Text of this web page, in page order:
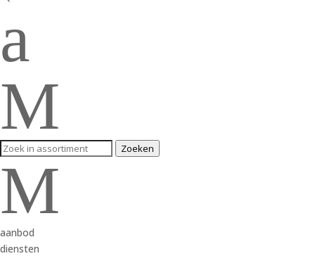
a
M
Zoeken
M
aanbod
diensten